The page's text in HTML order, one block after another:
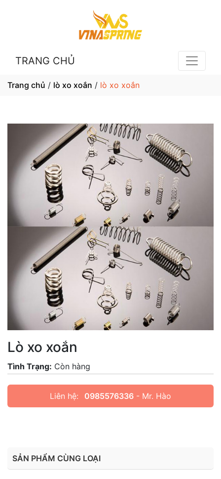
TRANG CHỦ
Trang chủ / lò xo xoắn / lò xo xoắn
Lò xo xoắn
Tình Trạng: Còn hàng
Liên hệ: 0985576336 - Mr. Hào
SẢN PHẨM CÙNG LOẠI